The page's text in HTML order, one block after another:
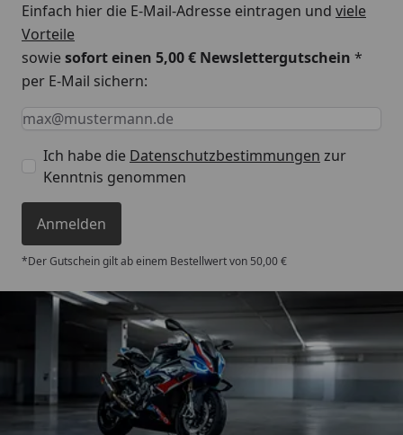
Einfach hier die E-Mail-Adresse eintragen und viele
Vorteile
sowiesofort einen 5,00 € Newslettergutschein *
per E-Mail sichern:
Keine Eingabe erforderlich
Eingabe erforderlich
E-Mail *
Ich habe die Datenschutzbestimmungen zur
Kenntnis genommen
Anmelden
*Der Gutschein gilt ab einem Bestellwert von 50,00 €
Trusted Shops
4,85/ 5